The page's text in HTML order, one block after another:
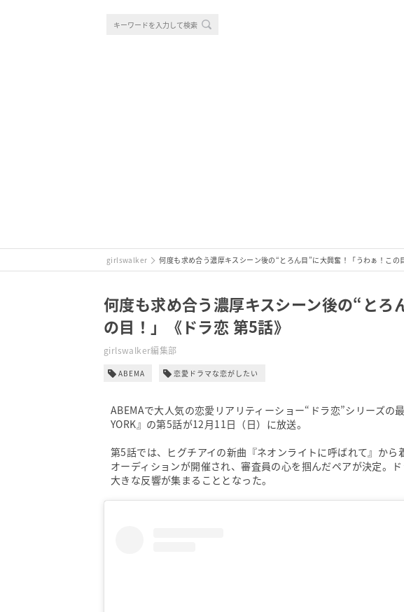
girlswalker 何度も求め合う濃厚キスシーン後の“とろん目”に大興奮！「うわぁ！この
何度も求め合う濃厚キスシーン後の“とろ
の目！」《ドラ恋 第5話》
girlswalker編集部
ABEMA 恋愛ドラマな恋がしたい
ABEMAで大人気の恋愛リアリティーショー“ドラ恋”シリーズの
YORK』の第5話が12月11日（日）に放送。
第5話では、ヒグチアイの新曲『ネオンライトに呼ばれて』か
オーディションが開催され、審査員の心を掴んだペアが決定。
大きな反響が集まることとなった。